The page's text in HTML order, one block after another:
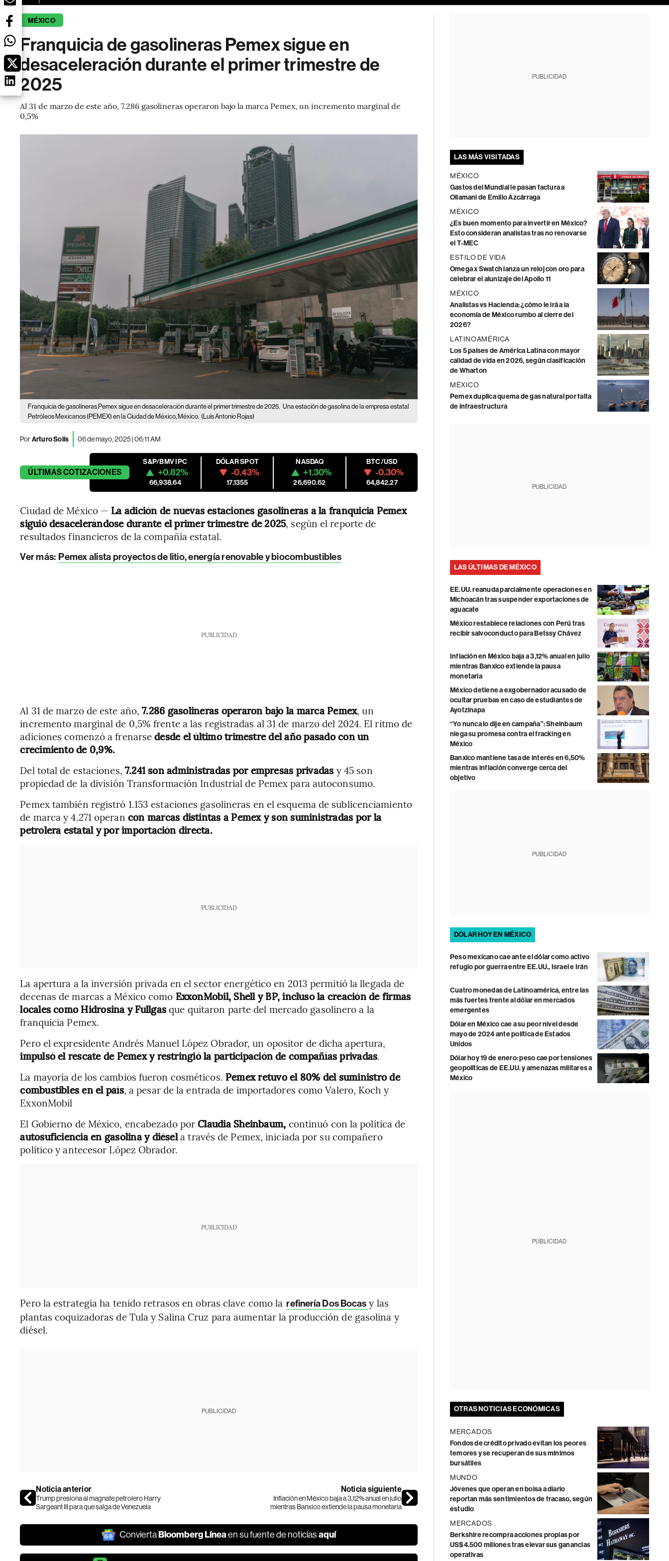
MÉXICO
Franquicia de gasolineras Pemex sigue en
desaceleración durante el primer trimestre de
2025
Al 31 de marzo de este año, 7.286 gasolineras operaron bajo la marca Pemex, un incremento marginal de
0,5%
Franquicia de gasolineras Pemex sigue en desaceleración durante el primer trimestre de 2025. Una estación de gasolina de la empresa estatal
Petróleos Mexicanos (PEMEX) en la Ciudad de México, México. (Luis Antonio Rojas)
PorArturo Solís 06 de mayo, 2025 | 06:11 AM
ÚLTIMASCOTIZACIONES
S&P/BMV IPC
+0.82%
66,938.64
DÓLAR SPOT
-0.43%
17.1355
NASDAQ
+1.30%
26,690.62
BTC/USD
-0.30%
64,842.27
Ciudad de México — La adición de nuevas estaciones gasolineras a la franquicia Pemex
siguió desacelerándose durante el primer trimestre de 2025, según el reporte de
resultados financieros de la compañía estatal.
Ver más: Pemex alista proyectos de litio, energía renovable y biocombustibles
PUBLICIDAD
Al 31 de marzo de este año, 7.286 gasolineras operaron bajo la marca Pemex, un
incremento marginal de 0,5% frente a las registradas al 31 de marzo del 2024. El ritmo de
adiciones comenzó a frenarsedesde el último trimestre del año pasado con un
crecimiento de 0,9%.
Del total de estaciones, 7.241 son administradas por empresas privadas y 45 son
propiedad de la división Transformación Industrial de Pemex para autoconsumo.
Pemex también registró 1.153 estaciones gasolineras en el esquema de sublicenciamiento
de marca y 4.271 operan con marcas distintas a Pemex y son suministradas por la
petrolera estatal y por importación directa.
PUBLICIDAD
La apertura a la inversión privada en el sector energético en 2013 permitió la llegada de
decenas de marcas a México como ExxonMobil, Shell y BP, incluso la creación de firmas
locales como Hidrosina y Fullgasque quitaron parte del mercado gasolinero a la
franquicia Pemex.
Pero el expresidente Andrés Manuel López Obrador, un opositor de dicha apertura,
impulsó el rescate de Pemex y restringió la participación de compañías privadas.
La mayoría de los cambios fueron cosméticos. Pemex retuvo el 80% del suministro de
combustibles en el país, a pesar de la entrada de importadores como Valero, Koch y
ExxonMobil
El Gobierno de México, encabezado porClaudia Sheinbaum, continuó con la política de
autosuficiencia en gasolina y diésela través de Pemex, iniciada por su compañero
político y antecesor López Obrador.
PUBLICIDAD
Pero la estrategia ha tenido retrasos en obras clave como la refinería Dos Bocas y las
plantas coquizadoras de Tula y Salina Cruz para aumentar la producción de gasolina y
diésel.
PUBLICIDAD
Noticia anterior
Trump presiona al magnate petrolero Harry
Sargeant III para que salga de Venezuela
Noticia siguiente
Inflación en México baja a 3,12% anual en julio
mientras Banxico extiende la pausa monetaria
ConviertaBloomberg Líneaen su fuente de noticiasaquí
PUBLICIDAD
LAS MÁS VISITADAS
MÉXICO
Gastos del Mundial le pasan factura a
Ollamani de Emilio Azcárraga
MÉXICO
¿Es buen momento para invertir en México?
Esto consideran analistas tras no renovarse
el T-MEC
ESTILO DE VIDA
Omega x Swatch lanza un reloj con oro para
celebrar el alunizaje del Apollo 11
MÉXICO
Analistas vs Hacienda: ¿cómo le irá a la
economía de México rumbo al cierre del
2026?
LATINOAMÉRICA
Los 5 países de América Latina con mayor
calidad de vida en 2026, según clasificación
de Wharton
MÉXICO
Pemex duplica quema de gas natural por falta
de infraestructura
PUBLICIDAD
LAS ÚLTIMAS DE MÉXICO
EE.UU. reanuda parcialmente operaciones en
Michoacán tras suspender exportaciones de
aguacate
México restablece relaciones con Perú tras
recibir salvoconducto para Betssy Chávez
Inflación en México baja a 3,12% anual en julio
mientras Banxico extiende la pausa
monetaria
México detiene a exgobernador acusado de
ocultar pruebas en caso de estudiantes de
Ayotzinapa
“Yo nunca lo dije en campaña”: Sheinbaum
niega su promesa contra el fracking en
México
Banxico mantiene tasa de interés en 6,50%
mientras inflación converge cerca del
objetivo
PUBLICIDAD
DÓLAR HOY EN MÉXICO
Peso mexicano cae ante el dólar como activo
refugio por guerra entre EE.UU., Israel e Irán
Cuatro monedas de Latinoamérica, entre las
más fuertes frente al dólar en mercados
emergentes
Dólar en México cae a su peor nivel desde
mayo de 2024 ante política de Estados
Unidos
Dólar hoy 19 de enero: peso cae por tensiones
geopolíticas de EE.UU. y amenazas militares a
México
PUBLICIDAD
OTRAS NOTICIAS ECONÓMICAS
MERCADOS
Fondos de crédito privado evitan los peores
temores y se recuperan de sus mínimos
bursátiles
MUNDO
Jóvenes que operan en bolsa a diario
reportan más sentimientos de fracaso, según
estudio
MERCADOS
Berkshire recompra acciones propias por
US$4.500 millones tras elevar sus ganancias
operativas